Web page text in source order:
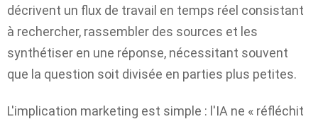
décrivent un flux de travail en temps réel consistant
à rechercher, rassembler des sources et les
synthétiser en une réponse, nécessitant souvent
que la question soit divisée en parties plus petites.
L'implication marketing est simple : l'IA ne « réfléchit